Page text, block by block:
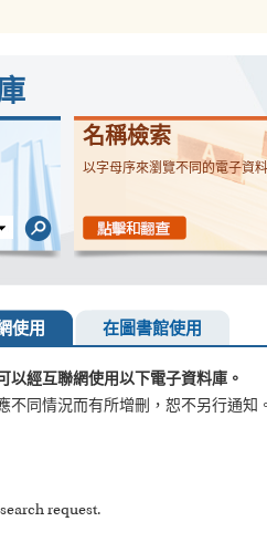
名稱檢索
以字母序來瀏覽不同的電子資
使用 在圖書館使用
以經互聯網使用以下電子資料庫。
不同情況而有所增刪，恕不另行通知
request.